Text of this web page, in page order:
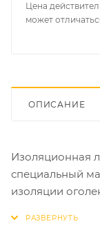
Цена
может
ОПИСАНИЕ
Изоляционная
специальный
изоляции